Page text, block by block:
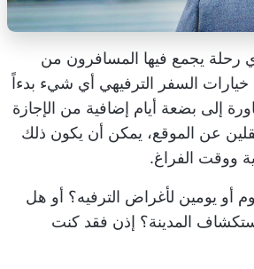
يجمع فيها المسافرون من
السفر الترفيهي أي شيء بدءاً
إلى بضعة أيام إضافية من الإجازة
عن الموقع، يمكن أن يكون ذلك
ووقت الفراغ.
يومين لأغراض الترفيه؟ أو هل
المدينة؟ إذن فقد كنت